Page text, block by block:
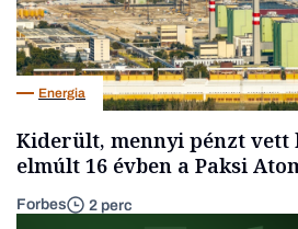
Energia
Kiderült, mennyi pénzt vett
elmúlt 16 évben a Paksi
Forbes 2 perc